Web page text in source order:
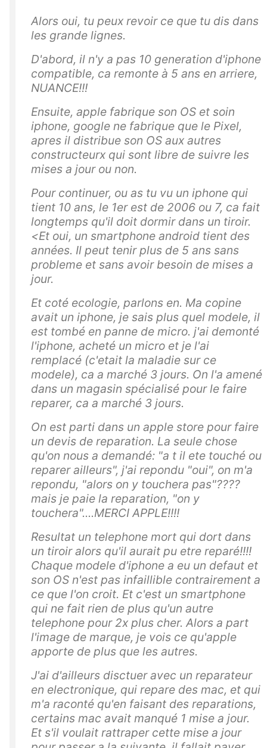
Alors oui, tu peux revoir ce que tu dis dans
les grande lignes.
D'abord, il n'y a pas 10 generation d'iphone
compatible, ca remonte à 5 ans en arriere,
NUANCE!!!
Ensuite, apple fabrique son OS et soin
iphone, google ne fabrique que le Pixel,
apres il distribue son OS aux autres
constructeurx qui sont libre de suivre les
mises a jour ou non.
Pour continuer, ou as tu vu un iphone qui
tient 10 ans, le 1er est de 2006 ou 7, ca fait
longtemps qu'il doit dormir dans un tiroir.
<Et oui, un smartphone android tient des
années. Il peut tenir plus de 5 ans sans
probleme et sans avoir besoin de mises a
jour.
Et coté ecologie, parlons en. Ma copine
avait un iphone, je sais plus quel modele, il
est tombé en panne de micro. j'ai demonté
l'iphone, acheté un micro et je l'ai
remplacé (c'etait la maladie sur ce
modele), ca a marché 3 jours. On l'a amené
dans un magasin spécialisé pour le faire
reparer, ca a marché 3 jours.
On est parti dans un apple store pour faire
un devis de reparation. La seule chose
qu'on nous a demandé: "a t il ete touché ou
reparer ailleurs", j'ai repondu "oui", on m'a
repondu, "alors on y touchera pas"????
mais je paie la reparation, "on y
touchera"....MERCI APPLE!!!!
Resultat un telephone mort qui dort dans
un tiroir alors qu'il aurait pu etre reparé!!!!
Chaque modele d'iphone a eu un defaut et
son OS n'est pas infaillible contrairement a
ce que l'on croit. Et c'est un smartphone
qui ne fait rien de plus qu'un autre
telephone pour 2x plus cher. Alors a part
l'image de marque, je vois ce qu'apple
apporte de plus que les autres.
J'ai d'ailleurs disctuer avec un reparateur
en electronique, qui repare des mac, et qui
m'a raconté qu'en faisant des reparations,
certains mac avait manqué 1 mise a jour.
Et s'il voulait rattraper cette mise a jour